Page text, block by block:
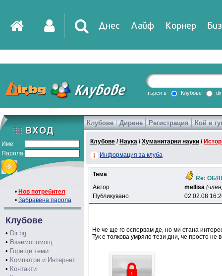
Днес Лайф Корнер
DirTV Impressio
Games
търси в Клубове
Име
Парола
• Нов потребител
• Забравена парола
Клубове
• Dir.bg
• Взаимопомощ
• Горещи теми
• Компютри и Интернет
• Контакти
Клубове Дирене Регистрация Кой е
Клубове / Наука /Хуманитарни науки /
Информация за клуба
Тема
Re:
Автор
mellisa
Публикувано
02.02.08
Не че ще го оспорвам де, но ми стана
Тук е толкова умряло тези дни, че просто не